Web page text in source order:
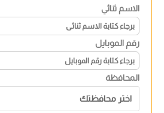
الاسم ثنائي
رقم الموبايل
المحافظة